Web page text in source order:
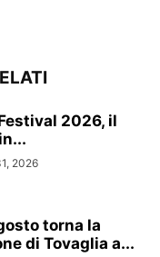
2026, il
2026
torna la
di Tovaglia a...